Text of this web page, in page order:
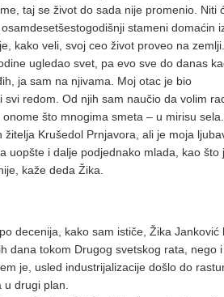
taj se život do sada nije promenio. Niti
stameni domaćin
kako veli, svoj ceo život proveo na zemlji.
ugledao svet, pa evo sve do danas
ja sam na njivama. Moj otac je bio
svi redom. Od njih sam naučio da volim
što mnogima smeta – u mirisu sela.
žitelja Krušedol Prnjavora, ali je moja
uopšte i dalje podjednako mlada, kao što
kaže deda Žika.
decenija, kako sam ističe, Žika Janković
dana tokom Drugog svetskog rata, nego i
je, usled industrijalizacije došlo do
drugi plan.